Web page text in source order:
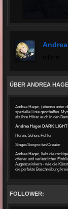
ÜBER ANDREA
Andrea Hager, (ebenso unter
spezielle Linie geschaffen.
als ihre Hörer auch in den
Andrea Hager DARK LIGHT
Hören, Sehen, Fühlen
Singer/Songwriter/Creator
Andrea Hager, liebt die
offener und verletzlicher
Augenzwinkern - wie die
die perfekte Beschreibung
FOLLOWER: